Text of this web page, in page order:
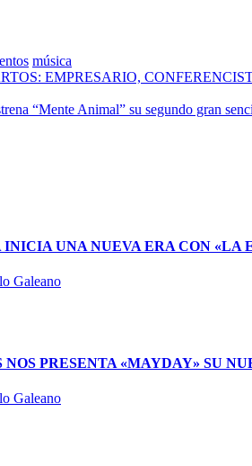
música
EMPRESARIO,
“Mente Animal” su segundo gran
UNA NUEVA ERA CON «LA
Galeano
PRESENTA «MAYDAY» SU
Galeano